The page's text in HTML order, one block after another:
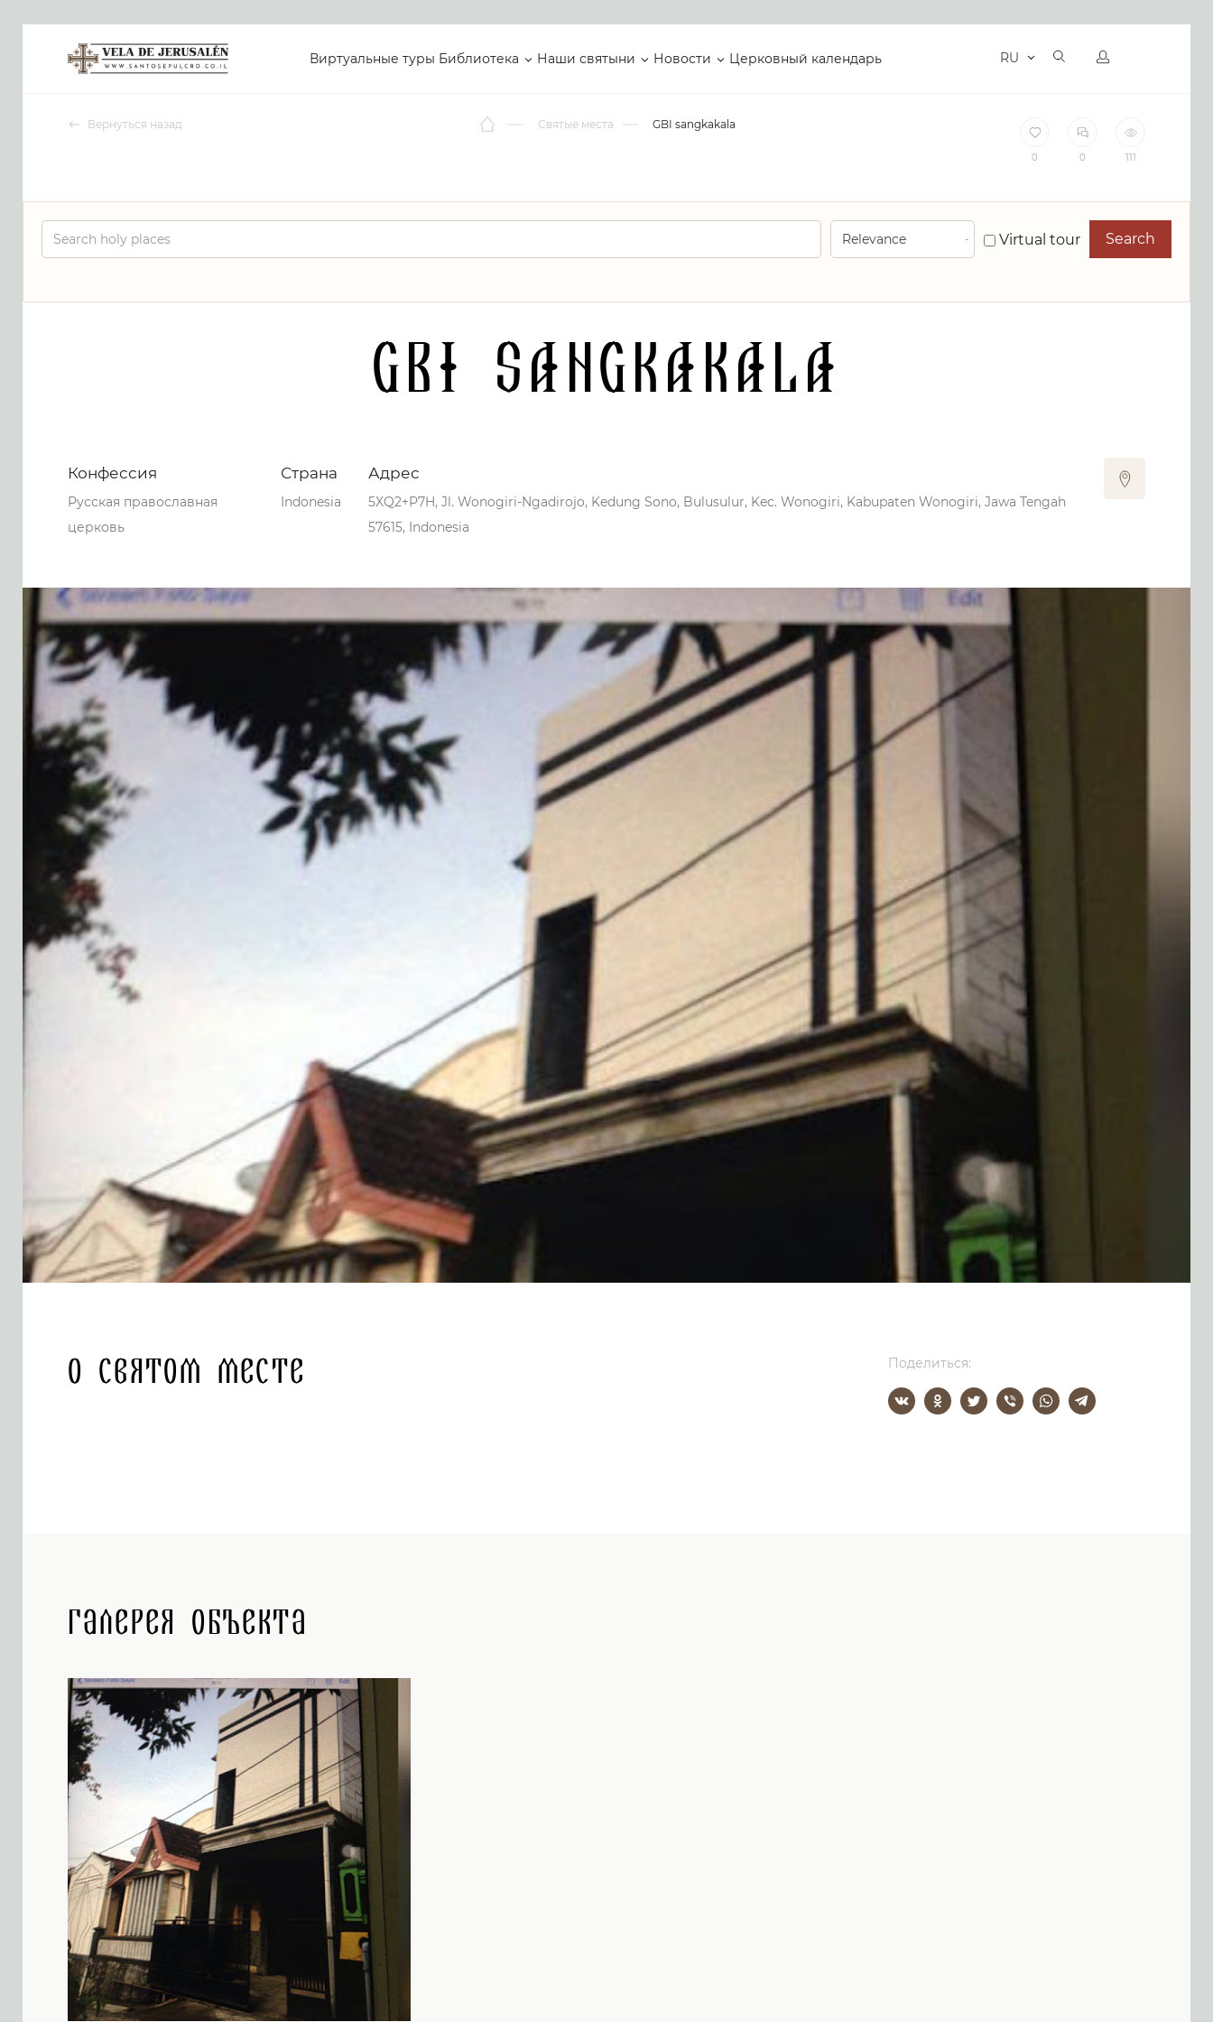
Виртуальные туры Библиотека Наши святыни Новости Церковный календарь RU
Вернуться назад Святые места GBI sangkakala
0 0 111
Virtual tour Search
GBI sangkakala
Конфессия
Русская православная
церковь
Страна
Indonesia
Адрес
5XQ2+P7H, Jl. Wonogiri-Ngadirojo, Kedung Sono, Bulusulur, Kec. Wonogiri, Kabupaten Wonogiri, Jawa Tengah
57615, Indonesia
0 111
О святом месте Поделиться:
Галерея объекта